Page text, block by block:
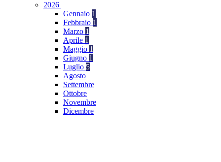
2026
Gennaio 1
Febbraio 1
Marzo 1
Aprile 1
Maggio 1
Giugno 1
Luglio 5
Agosto
Settembre
Ottobre
Novembre
Dicembre